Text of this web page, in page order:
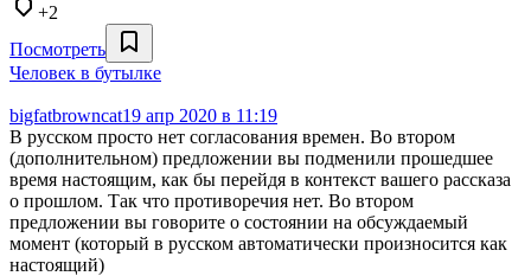
+2
Посмотреть
Человек в бутылке
bigfatbrowncat19 апр 2020 в 11:19
В русском просто нет согласования времен. Во втором
(дополнительном) предложении вы подменили прошедшее
время настоящим, как бы перейдя в контекст вашего рассказа
о прошлом. Так что противоречия нет. Во втором
предложении вы говорите о состоянии на обсуждаемый
момент (который в русском автоматически произносится как
настоящий)